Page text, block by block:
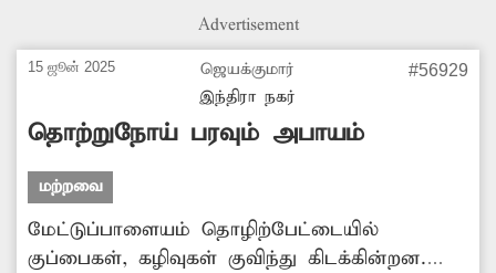
Advertisement
15 ஜூன் 2025
ஜெயக்குமார்
இந்திரா நகர்
#56929
தொற்றுநோய் பரவும் அபாயம்
மற்றவை
மேட்டுப்பாளையம் தொழிற்பேட்டையில்
குப்பைகள், கழிவுகள் குவிந்து கிடக்கின்றன.